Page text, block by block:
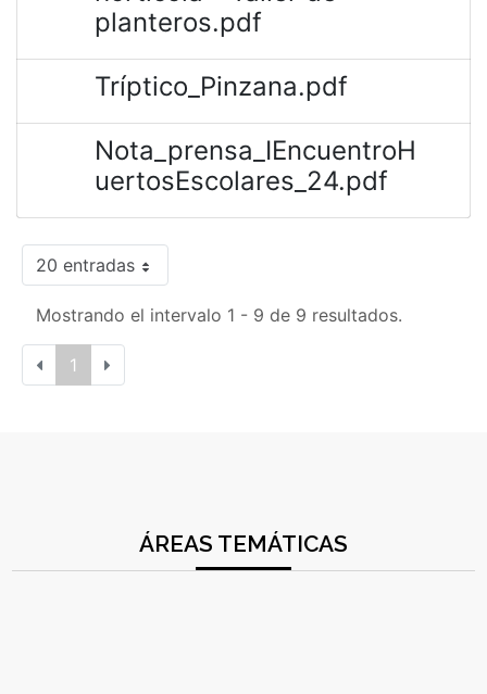
planteros.pdf
Tríptico_Pinzana.pdf
Nota_prensa_IEncuentroH
uertosEscolares_24.pdf
20 entradas
Mostrando el intervalo 1 - 9 de 9 resultados.
1
ÁREAS TEMÁTICAS